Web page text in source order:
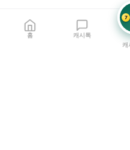
홈 캐시톡
7
캐